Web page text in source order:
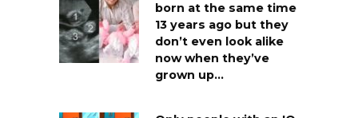
born at the same time
13 years ago but they
don’t even look alike
now when they’ve
grown up…